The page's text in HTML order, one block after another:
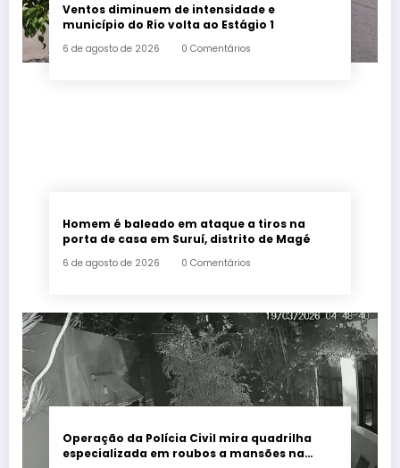
Ventos diminuem de intensidade e
município do Rio volta ao Estágio 1
6 de agosto de 2026 0 Comentários
Homem é baleado em ataque a tiros na
porta de casa em Suruí, distrito de Magé
6 de agosto de 2026 0 Comentários
Operação da Polícia Civil mira quadrilha
especializada em roubos a mansões na